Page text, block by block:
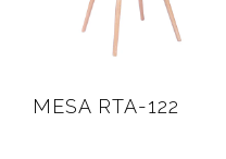
MESA RTA-122